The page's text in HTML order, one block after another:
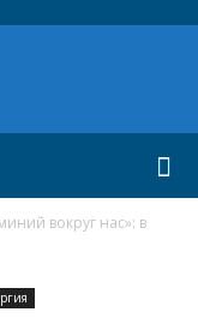
вокруг нас»: в